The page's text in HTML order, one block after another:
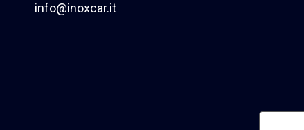
info@inoxcar.it